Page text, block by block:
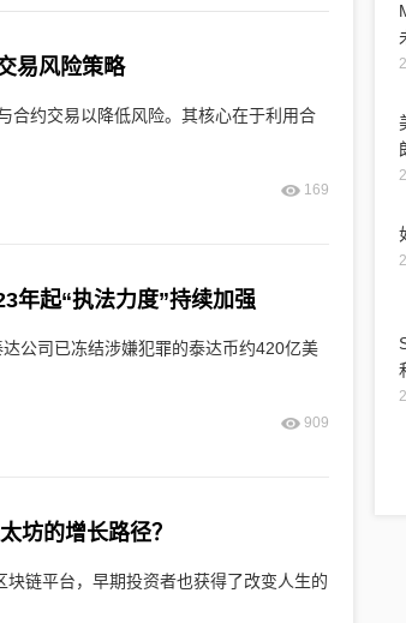
易风险策略
合约交易以降低风险。其核心在于利用合
169
年起“执法力度”持续加强
公司已冻结涉嫌犯罪的泰达币约420亿美
909
坊的增长路径？
链平台，早期投资者也获得了改变人生的